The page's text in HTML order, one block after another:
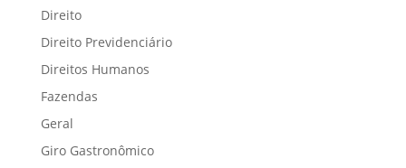
Direito
Direito Previdenciário
Direitos Humanos
Fazendas
Geral
Giro Gastronômico